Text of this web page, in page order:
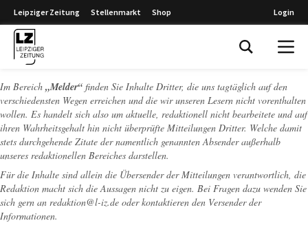
Leipziger Zeitung Stellenmarkt Shop Login
Im Bereich „Melder“ finden Sie Inhalte Dritter, die uns tagtäglich auf den
verschiedensten Wegen erreichen und die wir unseren Lesern nicht vorenthalten
wollen. Es handelt sich also um aktuelle, redaktionell nicht bearbeitete und auf
ihren Wahrheitsgehalt hin nicht überprüfte Mitteilungen Dritter. Welche damit
stets durchgehende Zitate der namentlich genannten Absender außerhalb
unseres redaktionellen Bereiches darstellen.
Für die Inhalte sind allein die Übersender der Mitteilungen verantwortlich, die
Redaktion macht sich die Aussagen nicht zu eigen. Bei Fragen dazu wenden Sie
sich gern an redaktion@l-iz.de oder kontaktieren den Versender der
Informationen.